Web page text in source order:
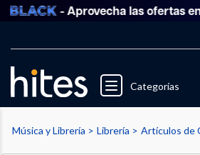
- Aprovecha las ofertas en
Categorías
Llegaste al
Música y Librería Librería Artículos de